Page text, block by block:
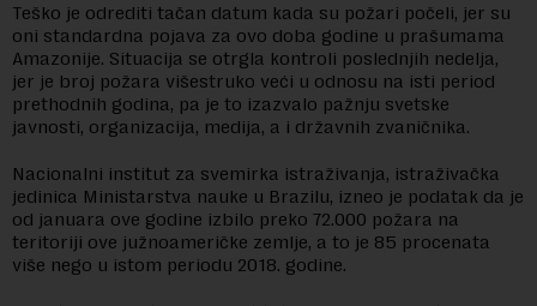
Teško je odrediti tačan datum kada su požari počeli, jer su
oni standardna pojava za ovo doba godine u prašumama
Amazonije. Situacija se otrgla kontroli poslednjih nedelja,
jer je broj požara višestruko veći u odnosu na isti period
prethodnih godina, pa je to izazvalo pažnju svetske
javnosti, organizacija, medija, a i državnih zvaničnika.
Nacionalni institut za svemirka istraživanja, istraživačka
jedinica Ministarstva nauke u Brazilu, izneo je podatak da je
od januara ove godine izbilo preko 72.000 požara na
teritoriji ove južnoameričke zemlje, a to je 85 procenata
više nego u istom periodu 2018. godine.